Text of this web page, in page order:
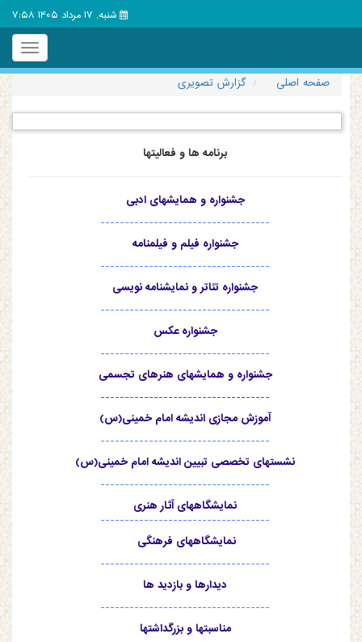
شنبه, 17 مرداد 1405 7:58
Toggle
صفحه اصلی
گزارش تصویری
برنامه ها و فعالیتها
جشنواره و همایشهای ادبی
-----------------------------------
جشنواره فیلم و فیلمنامه
-----------------------------------
جشنواره تئاتر و نمایشنامه نویسی
-----------------------------------
جشنواره عکس
-----------------------------------
جشنواره و همایشهای هنرهای تجسمی
-----------------------------------
آموزش مجازی اندیشه امام خمینی(س)
-----------------------------------
نشستهای تخصصی تبیین اندیشه امام خمینی(س)
-----------------------------------
نمایشگاههای آثار هنری
-----------------------------------
نمایشگاههای فرهنگی
-----------------------------------
دیدارها و بازدید ها
-----------------------------------
مناسبتها و بزرگداشتها